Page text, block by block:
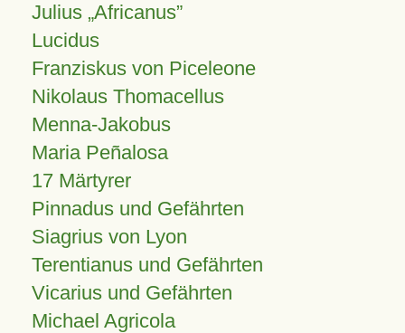
Julius Africanus
Lucidus
Franziskus von Piceleone
Nikolaus Thomacellus
Menna-Jakobus
Maria Peñalosa
17 Märtyrer
Pinnadus und Gefährten
Siagrius von Lyon
Terentianus und Gefährten
Vicarius und Gefährten
Michael Agricola